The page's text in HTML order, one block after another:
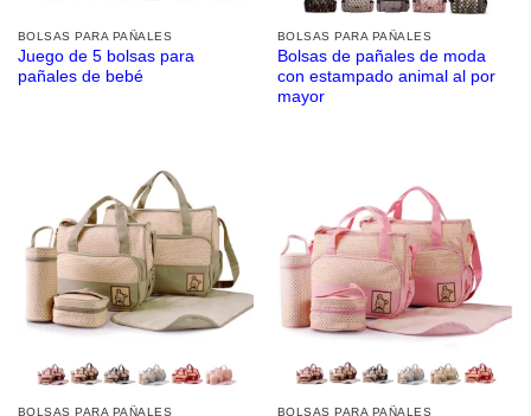
BOLSAS PARA PAÑALES
Juego de 5 bolsas para
pañales de bebé
BOLSAS PARA PAÑALES
Bolsas de pañales de moda
con estampado animal al por
mayor
BOLSAS PARA PAÑALES BOLSAS PARA PAÑALES